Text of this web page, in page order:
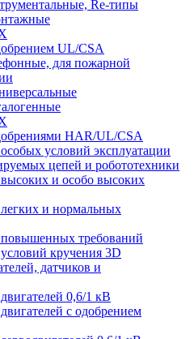
Re-типы
UL/CSA
для пожарной
HAR/UL/CSA
условий эксплуатации
цепей и робототехники
и особо высоких
и нормальных
требований
кручения 3D
датчиков и
0,6/1 кВ
с одобрением